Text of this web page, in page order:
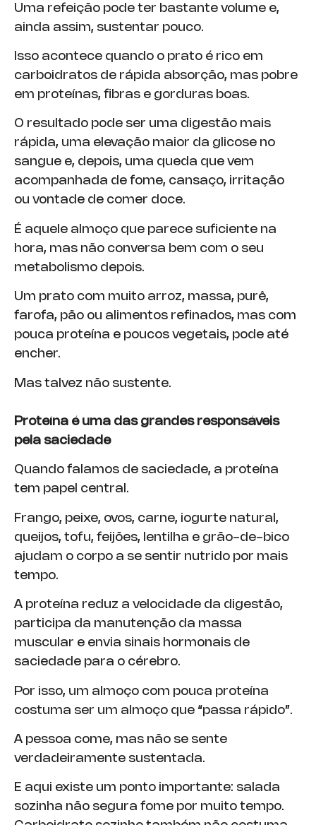
Uma refeição pode ter bastante volume e,
ainda assim, sustentar pouco.
Isso acontece quando o prato é rico em
carboidratos de rápida absorção, mas pobre
em proteínas, fibras e gorduras boas.
O resultado pode ser uma digestão mais
rápida, uma elevação maior da glicose no
sangue e, depois, uma queda que vem
acompanhada de fome, cansaço, irritação
ou vontade de comer doce.
É aquele almoço que parece suficiente na
hora, mas não conversa bem com o seu
metabolismo depois.
Um prato com muito arroz, massa, purê,
farofa, pão ou alimentos refinados, mas com
pouca proteína e poucos vegetais, pode até
encher.
Mas talvez não sustente.
Proteína é uma das grandes responsáveis
pela saciedade
Quando falamos de saciedade, a proteína
tem papel central.
Frango, peixe, ovos, carne, iogurte natural,
queijos, tofu, feijões, lentilha e grão-de-bico
ajudam o corpo a se sentir nutrido por mais
tempo.
A proteína reduz a velocidade da digestão,
participa da manutenção da massa
muscular e envia sinais hormonais de
saciedade para o cérebro.
Por isso, um almoço com pouca proteína
costuma ser um almoço que “passa rápido”.
A pessoa come, mas não se sente
verdadeiramente sustentada.
E aqui existe um ponto importante: salada
sozinha não segura fome por muito tempo.